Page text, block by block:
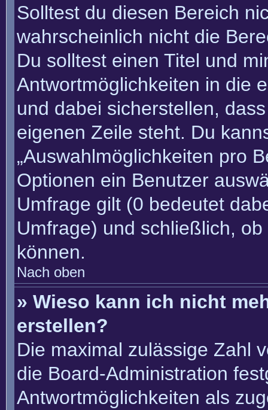
Solltest du diesen Bereich
wahrscheinlich nicht die
Du solltest einen Titel und
Antwortmöglichkeiten in die
und dabei sicherstellen,
eigenen Zeile steht. Du
„Auswahlmöglichkeiten pro
Optionen ein Benutzer
Umfrage gilt (0 bedeutet
Umfrage) und schließlich,
können.
Nach oben
» Wieso kann ich nicht
erstellen?
Die maximal zulässige Zahl
die Board-Administration
Antwortmöglichkeiten als